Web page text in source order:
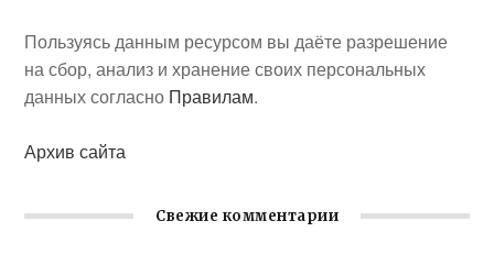
Пользуясь данным ресурсом вы даёте разрешение
на сбор, анализ и хранение своих персональных
данных согласно Правилам.
Архив сайта
Свежие комментарии